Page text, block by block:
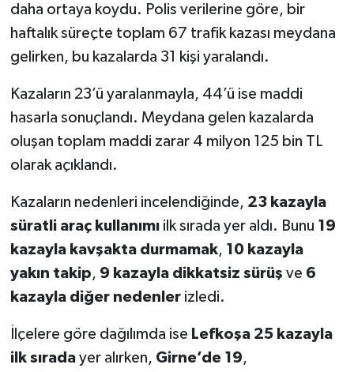
daha ortaya koydu. Polis verilerine göre, bir
haftalık süreçte toplam 67 trafik kazası meydana
gelirken, bu kazalarda 31 kişi yaralandı.
Kazaların 23’ü yaralanmayla, 44’ü ise maddi
hasarla sonuçlandı. Meydana gelen kazalarda
oluşan toplam maddi zarar 4 milyon 125 bin TL
olarak açıklandı.
Kazaların nedenleri incelendiğinde, 23 kazayla
süratli araç kullanımıilk sırada yer aldı. Bunu 19
kazayla kavşakta durmamak, 10 kazayla
yakın takip, 9 kazayla dikkatsiz sürüş ve 6
kazayla diğer nedenlerizledi.
İlçelere göre dağılımda ise Lefkoşa 25 kazayla
ilk sıradayer alırken, Girne’de 19,